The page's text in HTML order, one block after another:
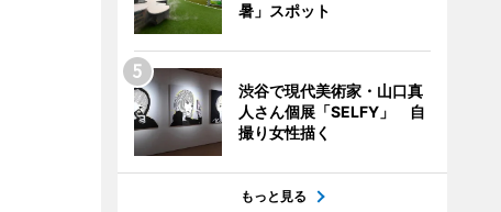
暑」スポット
渋谷で現代美術家・山口真
人さん個展「SELFY」 自
撮り女性描く
もっと見る